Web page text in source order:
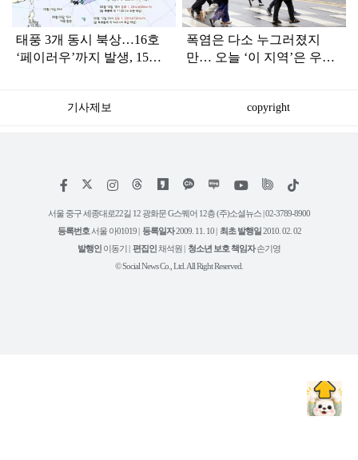
태풍 3개 동시 북상…16호
‘페이러우’까지 발생, 15호
폭염은 다소 누그러졌지
만… 오늘 ‘이 지역’은 우산
기사제보 copyright
페
스
북
인
타
그
램
위
트
리
유
튜
틱
서울 중구 세종대로22길 12 광화문 G스퀘어 12층 (주)소셜뉴스 | 02-3789-8900
등록번호 서울 아01019 | 등록일자2009. 11. 10 | 최초 발행일2010. 02. 02
발행인 이동기 | 편집인채석원 | 청소년 보호 책임자손기영
© Social News Co., Ltd. All Right Reserved.